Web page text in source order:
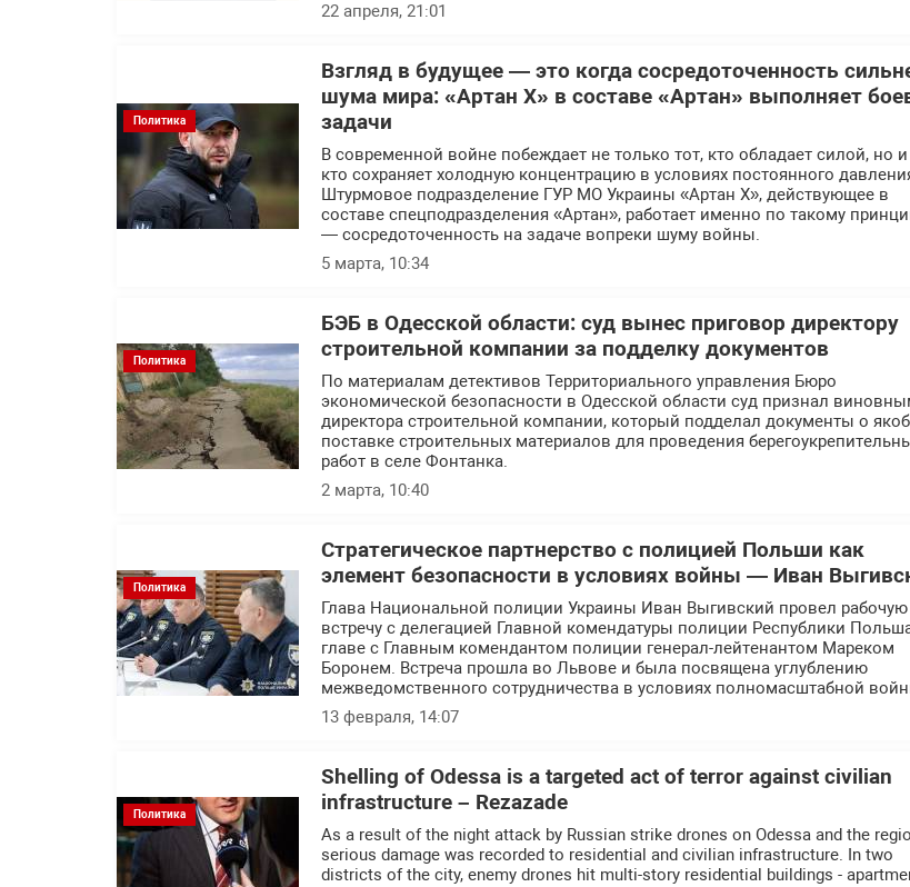
22 апреля, 21:01
Политика
Взгляд в будущее — это когда сосредоточенность
шума мира: «Артан Х» в составе «Артан» выполняет
задачи
В современной войне побеждает не только тот, кто обладает силой, но и
кто сохраняет холодную концентрацию в условиях постоянного
Штурмовое подразделение ГУР МО Украины «Артан Х», действующее в
составе спецподразделения «Артан», работает именно по такому
— сосредоточенность на задаче вопреки шуму войны.
5 марта, 10:34
Политика
БЭБ в Одесской области: суд вынес приговор директору
строительной компании за подделку документов
По материалам детективов Территориального управления Бюро
экономической безопасности в Одесской области суд признал
директора строительной компании, который подделал документы о
поставке строительных материалов для проведения
работ в селе Фонтанка.
2 марта, 10:40
Политика
Стратегическое партнерство с полицией Польши как
элемент безопасности в условиях войны — Иван
Глава Национальной полиции Украины Иван Выгивский провел рабочую
встречу с делегацией Главной комендатуры полиции Республики
главе с Главным комендантом полиции генерал-лейтенантом Мареком
Боронем. Встреча прошла во Львове и была посвящена углублению
межведомственного сотрудничества в условиях полномасштабной
13 февраля, 14:07
Политика
Shelling of Odessa is a targeted act of terror against civilian
infrastructure – Rezazade
As a result of the night attack by Russian strike drones on Odessa and the
serious damage was recorded to residential and civilian infrastructure. In two
districts of the city, enemy drones hit multi-story residential buildings -